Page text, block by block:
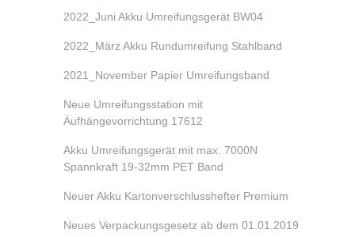
2022_Juni Akku Umreifungsgerät BW04
2022_März Akku Rundumreifung Stahlband
2021_November Papier Umreifungsband
Neue Umreifungsstation mit
Äufhängevorrichtung 17612
Akku Umreifungsgerät mit max. 7000N
Spannkraft 19-32mm PET Band
Neuer Akku Kartonverschlusshefter Premium
Neues Verpackungsgesetz ab dem 01.01.2019